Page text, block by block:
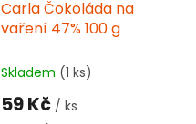
Carla Čokoláda na
vaření 47% 100 g
Skladem (1 ks)
59 Kč / ks